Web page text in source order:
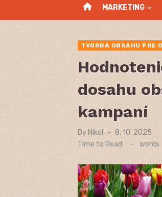
home MARKETING
TVORBA OBSAHU PRE
dosahu
kampaní
By Nikol
Posted
on
8. 10. 2025
Time to Read:
- words